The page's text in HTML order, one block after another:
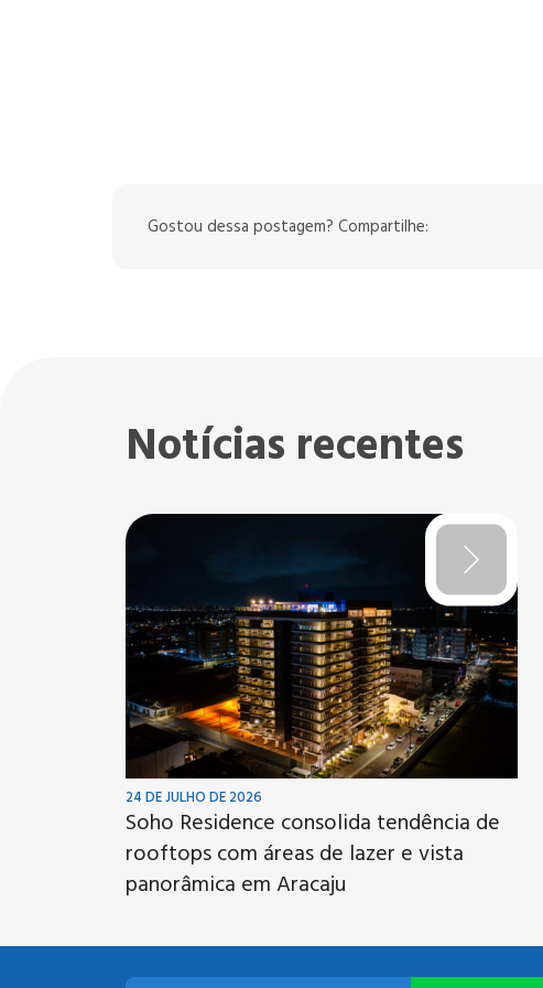
Gostou dessa postagem? Compartilhe:
Notícias recentes
24 DE JULHO DE 2026
Soho Residence consolida tendência de
rooftops com áreas de lazer e vista
panorâmica em Aracaju